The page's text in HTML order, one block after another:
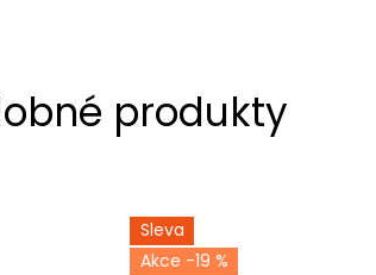
Sleva
-19 %